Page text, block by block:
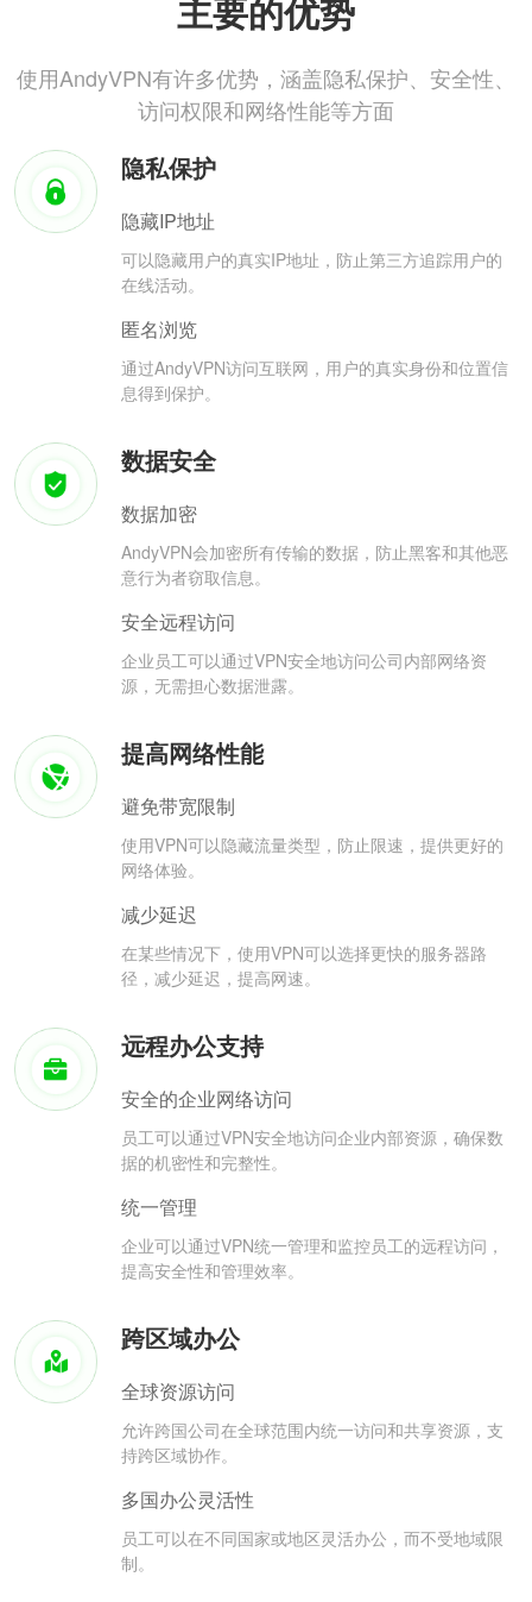
主要的优势
使用AndyVPN有许多优势，涵盖隐私保护、安全性、
访问权限和网络性能等方面
隐私保护
隐藏IP地址
可以隐藏用户的真实IP地址，防止第三方追踪用户的
在线活动。
匿名浏览
通过AndyVPN访问互联网，用户的真实身份和位置信
息得到保护。
数据安全
数据加密
AndyVPN会加密所有传输的数据，防止黑客和其他恶
意行为者窃取信息。
安全远程访问
企业员工可以通过VPN安全地访问公司内部网络资
源，无需担心数据泄露。
提高网络性能
避免带宽限制
使用VPN可以隐藏流量类型，防止限速，提供更好的
网络体验。
减少延迟
在某些情况下，使用VPN可以选择更快的服务器路
径，减少延迟，提高网速。
远程办公支持
安全的企业网络访问
员工可以通过VPN安全地访问企业内部资源，确保数
据的机密性和完整性。
统一管理
企业可以通过VPN统一管理和监控员工的远程访问，
提高安全性和管理效率。
跨区域办公
全球资源访问
允许跨国公司在全球范围内统一访问和共享资源，支
持跨区域协作。
多国办公灵活性
员工可以在不同国家或地区灵活办公，而不受地域限
制。